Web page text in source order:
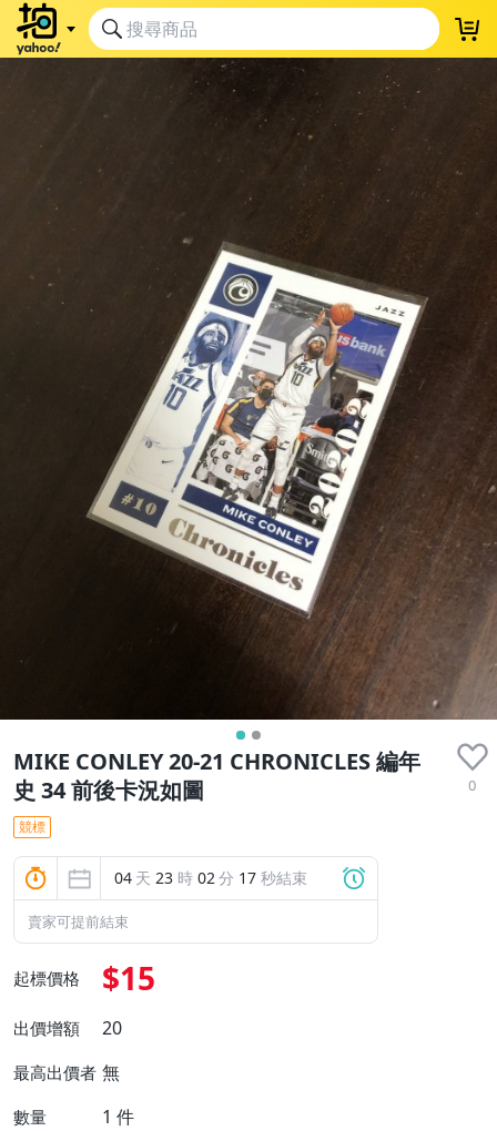
MIKE CONLEY 20-21 CHRONICLES 編年
史 34 前後卡況如圖
0
競標
04 天 23 時 02分 16 秒結束
賣家可提前結束
起標價格 $15
出價增額 20
最高出價者 無
數量 1 件